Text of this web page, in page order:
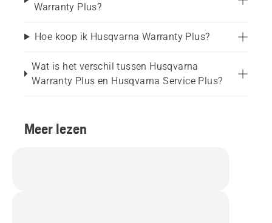
Warranty Plus?
Hoe koop ik Husqvarna Warranty Plus?
Wat is het verschil tussen Husqvarna
Warranty Plus en Husqvarna Service Plus?
Meer lezen